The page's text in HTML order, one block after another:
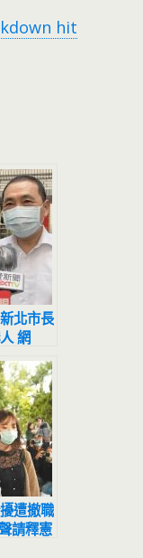
hit
北市長
網
始
遭撤職
請釋憲